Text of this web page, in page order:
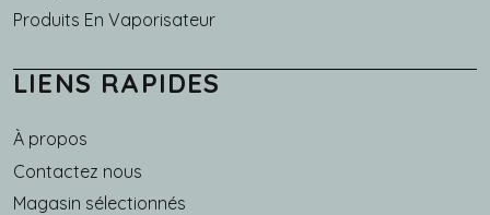
Produits En Vaporisateur
LIENS RAPIDES
À propos
Main navigation
Contactez nous
Magasin sélectionnés